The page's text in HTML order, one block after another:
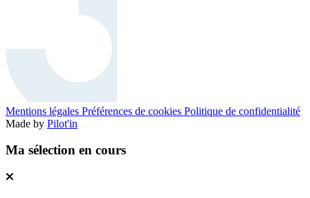
Mentions légales Préférences de cookies Politique de confidentialité
Made by Pilot'in
Ma sélection en cours